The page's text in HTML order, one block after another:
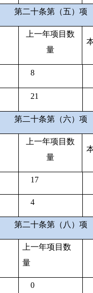
第二十条第（五）项
上一年项目数
量
8
21
第二十条第（六）项
上一年项目数
量
17
4
第二十条第（八）项
上一年项目数
量
0